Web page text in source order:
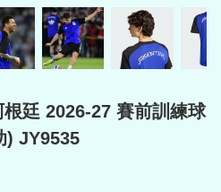
廷 2026-27 賽前訓練球
) JY9535